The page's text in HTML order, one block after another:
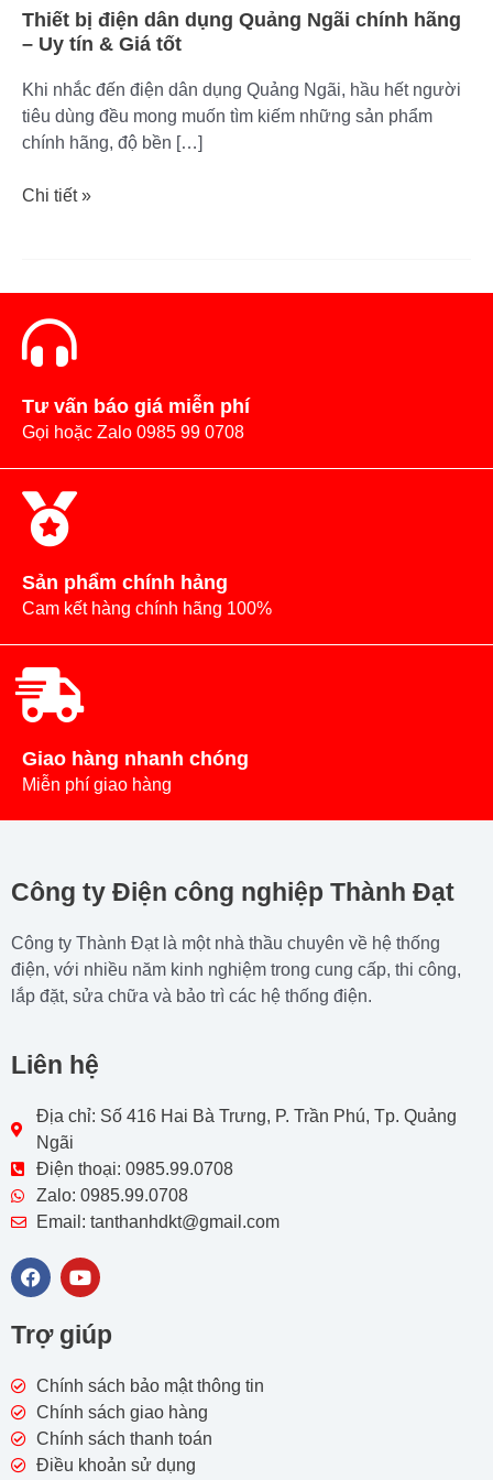
Thiết bị điện dân dụng Quảng Ngãi chính hãng
– Uy tín & Giá tốt
Khi nhắc đến điện dân dụng Quảng Ngãi, hầu hết người
tiêu dùng đều mong muốn tìm kiếm những sản phẩm
chính hãng, độ bền […]
Uy
Giá
tốt
Chi tiết »
Tư vấn báo giá miễn phí
Gọi hoặc Zalo 0985 99 0708
Sản phẩm chính hảng
Cam kết hàng chính hãng 100%
Giao hàng nhanh chóng
Miễn phí giao hàng
Công ty Điện công nghiệp Thành Đạt
Công ty Thành Đạt là một nhà thầu chuyên về hệ thống
điện, với nhiều năm kinh nghiệm trong cung cấp, thi công,
lắp đặt, sửa chữa và bảo trì các hệ thống điện.
Liên hệ
Địa chỉ: Số 416 Hai Bà Trưng, P. Trần Phú, Tp. Quảng
Ngãi
Điện thoại: 0985.99.0708
Zalo: 0985.99.0708
Email: tanthanhdkt@gmail.com
F
a
e
b
o
k
Y
o
t
u
e
Trợ giúp
Chính sách bảo mật thông tin
Chính sách giao hàng
Chính sách thanh toán
Điều khoản sử dụng